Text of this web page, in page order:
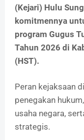
(Kejari) Hulu
komitmennya
program Gugus
Tahun 2026 di
(HST).
Peran kejaksaan
penegakan
usaha negara,
strategis.